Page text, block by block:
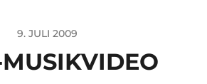
9. JULI 2009